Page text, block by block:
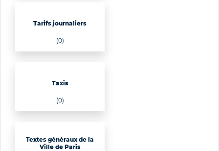
Tarifs journaliers
(0)
Taxis
(0)
Textes généraux de la
Ville de Paris